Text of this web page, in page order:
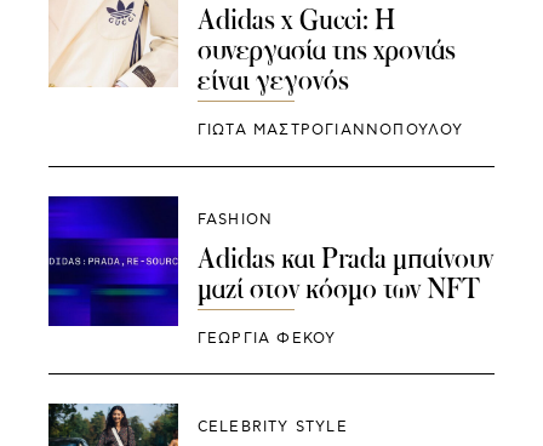
Adidas x Gucci: Η
συνεργασία της χρονιάς
είναι γεγονός
ΓΙΩΤΑ ΜΑΣΤΡΟΓΙΑΝΝΟΠΟΥΛΟΥ
FASHION
Adidas και Prada μπαίνουν
μαζί στον κόσμο των NFT
ΓΕΩΡΓΙΑ ΦΕΚΟΥ
CELEBRITY STYLE